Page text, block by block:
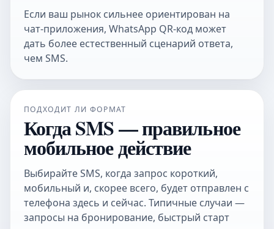
Если ваш рынок сильнее ориентирован на
чат-приложения, WhatsApp QR-кодможет
дать более естественный сценарий ответа,
чем SMS.
ПОДХОДИТ ЛИ ФОРМАТ
Когда SMS — правильное
мобильное действие
Выбирайте SMS, когда запрос короткий,
мобильный и, скорее всего, будет отправлен с
телефона здесь и сейчас. Типичные случаи —
запросы на бронирование, быстрый старт